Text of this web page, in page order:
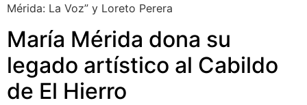
Mérida: La Voz” y Loreto Perera
María Mérida dona su
legado artístico al Cabildo
de El Hierro